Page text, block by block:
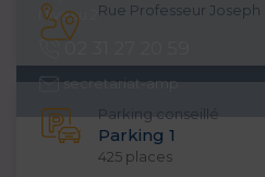
Niveau 2
02 31 27 20 59
secretariat-amp
Rue Professeur
Parking conseillé
Parking 1
425 places